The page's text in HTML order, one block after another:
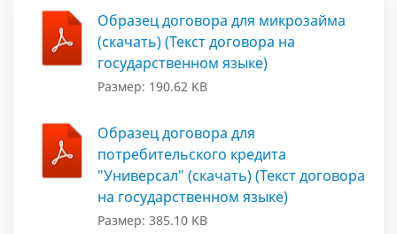
Образец договора для микрозайма
(скачать) (Текст договора на
государственном языке)
Размер: 190.62 KB
Образец договора для
потребительского кредита
"Универсал" (скачать) (Текст договора
на государственном языке)
Размер: 385.10 KB